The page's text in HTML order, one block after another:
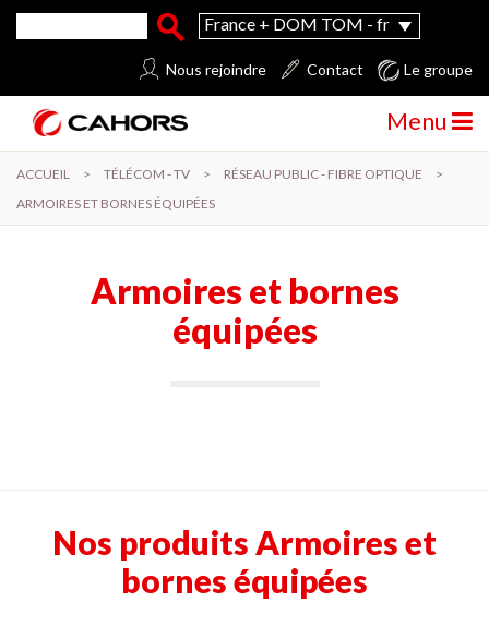
Aller au contenu principal
Formulaire de recherche
Rechercher
France + DOM TOM - fr
Le groupe
Contact
Nous rejoindre
Menu
ACCUEIL > TÉLÉCOM - TV > RÉSEAU PUBLIC - FIBRE OPTIQUE
>
ARMOIRES ET BORNES ÉQUIPÉES
Armoires et bornes
équipées
Nos produits Armoires et
bornes équipées